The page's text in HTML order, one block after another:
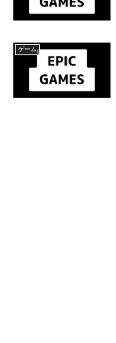
ゲーム